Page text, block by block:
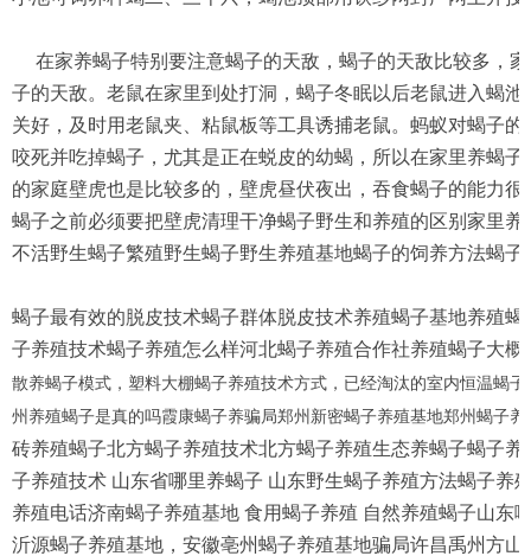
在家养蝎子特别要注意蝎子的天敌，蝎子的天敌比较多，
子的天敌。老鼠在家里到处打洞，蝎子冬眠以后老鼠进入蝎
关好，及时用老鼠夹、粘鼠板等工具诱捕老鼠。蚂蚁对蝎子
咬死并吃掉蝎子，尤其是正在蜕皮的幼蝎，所以在家里养蝎
的家庭壁虎也是比较多的，壁虎昼伏夜出，吞食蝎子的能力
蝎子之前必须要把壁虎清理干净蝎子野生和养殖的区别家里
不活野生蝎子繁殖野生蝎子野生养殖基地蝎子的饲养方法蝎
蝎子最有效的脱皮技术蝎子群体脱皮技术养殖蝎子基地养殖
子养殖技术蝎子养殖怎么样河北蝎子养殖合作社养殖蝎子大概
散养蝎子模式，塑料大棚蝎子养殖技术方式，已经淘汰的室内恒温蝎
州养殖蝎子是真的吗霞康蝎子养骗局郑州新密蝎子养殖基地郑州蝎子养
砖养殖蝎子北方蝎子养殖技术北方蝎子养殖生态养蝎子蝎子
子养殖技术 山东省哪里养蝎子 山东野生蝎子养殖方法蝎子养
养殖电话济南蝎子养殖基地 食用蝎子养殖 自然养殖蝎子山东
沂源蝎子养殖基地，安徽亳州蝎子养殖基地骗局许昌禹州方